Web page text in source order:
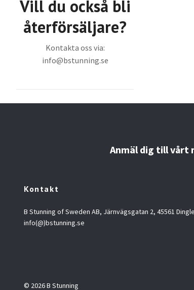
Vill du också bli
återförsäljare?
Kontakta oss via:
info@bstunning.se
Anmäl dig till vårt
Kontakt
B Stunning of Sweden AB, Järnvägsgatan 2, 45561 Dingle
info(@)bstunning.se
© 2026 B Stunning